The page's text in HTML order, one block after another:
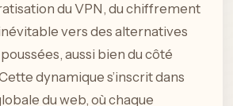
du VPN, du chiffrement
vers des alternatives
aussi bien du côté
dynamique s’inscrit dans
du web, où chaque